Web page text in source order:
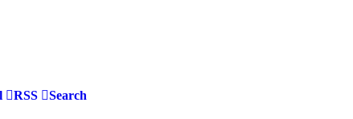
RSS
Search